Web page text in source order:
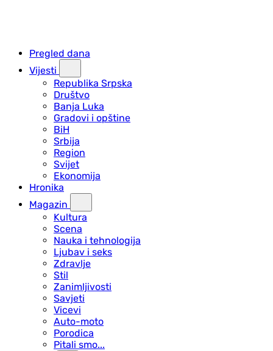
Pregled dana
Vijesti
Republika Srpska
Društvo
Banja Luka
Gradovi i opštine
BiH
Srbija
Region
Svijet
Ekonomija
Hronika
Magazin
Kultura
Scena
Nauka i tehnologija
Ljubav i seks
Zdravlje
Stil
Zanimljivosti
Savjeti
Vicevi
Auto-moto
Porodica
Pitali smo...